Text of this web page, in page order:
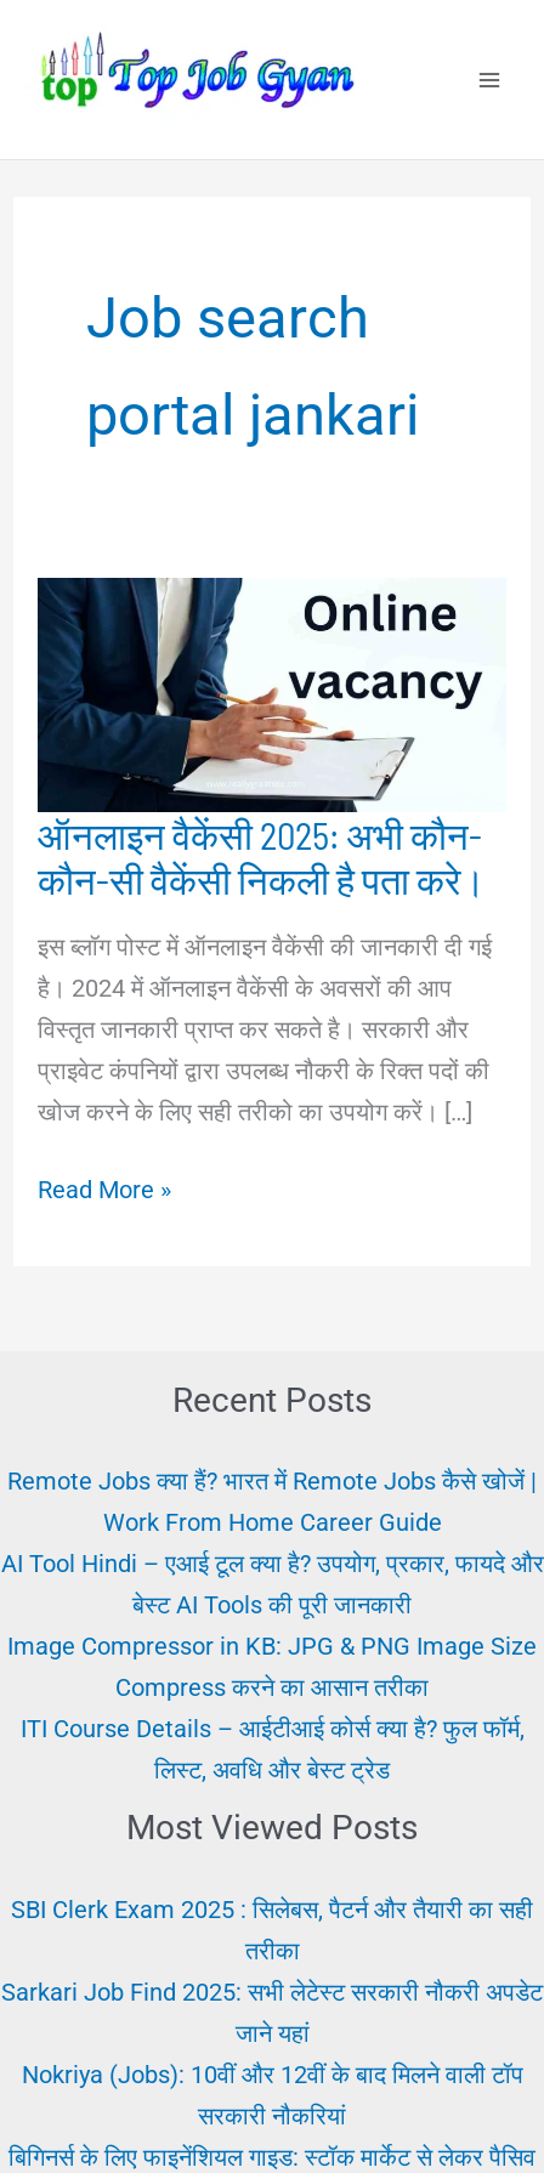
content
Job search
portal jankari
ऑनलाइन वैकेंसी 2025: अभी कौन-
कौन-सी वैकेंसी निकली है पता करे।
इस ब्लॉग पोस्ट में ऑनलाइन वैकेंसी की जानकारी दी गई
है। 2024 में ऑनलाइन वैकेंसी के अवसरों की आप
विस्तृत जानकारी प्राप्त कर सकते है। सरकारी और
प्राइवेट कंपनियों द्वारा उपलब्ध नौकरी के रिक्त पदों की
खोज करने के लिए सही तरीको का उपयोग करें। […]
ऑनलाइन
वैकेंसी
है
करे।
Read More »
Recent Posts
Remote Jobs क्या हैं? भारत में Remote Jobs कैसे खोजें |
Work From Home Career Guide
AI Tool Hindi – एआई टूल क्या है? उपयोग, प्रकार, फायदे और
बेस्ट AI Tools की पूरी जानकारी
Image Compressor in KB: JPG & PNG Image Size
Compress करने का आसान तरीका
ITI Course Details – आईटीआई कोर्स क्या है? फुल फॉर्म,
लिस्ट, अवधि और बेस्ट ट्रेड
Most Viewed Posts
SBI Clerk Exam 2025 : सिलेबस, पैटर्न और तैयारी का सही
तरीका
Sarkari Job Find 2025: सभी लेटेस्ट सरकारी नौकरी अपडेट
जाने यहां
Nokriya (Jobs): 10वीं और 12वीं के बाद मिलने वाली टॉप
सरकारी नौकरियां
बिगिनर्स के लिए फाइनेंशियल गाइड: स्टॉक मार्केट से लेकर पैसिव